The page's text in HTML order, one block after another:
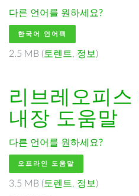
다른 언어를 원하세요?
한국어 언어팩
2.5 MB ( 토렌트, 정보 )
리브레오피스
내장 도움말
다른 언어를 원하세요?
오프라인 도움말
3.5 MB ( 토렌트, 정보 )